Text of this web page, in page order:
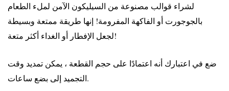
لشراء قوالب مصنوعة من السيليكون الآمن لملء الطعام
بالجوجورت أو الفاكهة المفرومة! إنها طريقة ممتعة وبسيطة
لجعل الإفطار أو الغداء أكثر متعة!
ضع في اعتبارك أنه اعتمادًا على حجم القطعة ، يمكن تمديد وقت
التجميد إلى بضع ساعات.